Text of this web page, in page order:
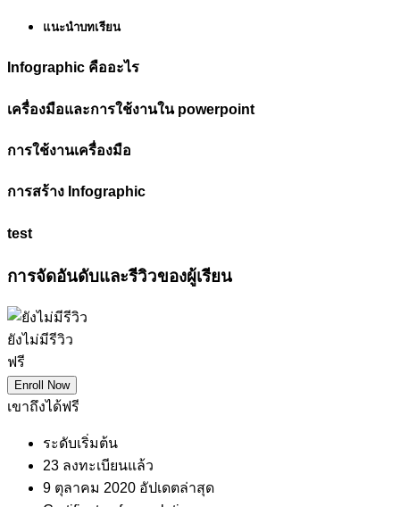
แนะนำบทเรียน
Infographic คืออะไร
เครื่องมือและการใช้งานใน powerpoint
การใช้งานเครื่องมือ
การสร้าง Infographic
test
การจัดอันดับและรีวิวของผู้เรียน
ยังไม่มีรีวิว
ฟรี
Enroll Now
เขาถึงได้ฟรี
ระดับเริ่มต้น
23 ลงทะเบียนแล้ว
9 ตุลาคม 2020 อัปเดตล่าสุด